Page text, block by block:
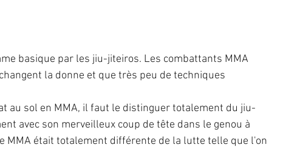
basique par les jiu-jiteiros. Les combattants MMA
la donne et que très peu de techniques
au sol en MMA, il faut le distinguer totalement du jiu-
avec son merveilleux coup de tête dans le genou à
MMA était totalement différente de la lutte telle que l'on